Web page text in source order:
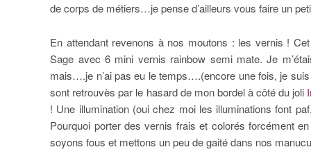
de corps de métiers…je pense d’ailleurs vous faire un
En attendant revenons à nos moutons : les vernis !
Sage avec 6 mini vernis rainbow semi mate. Je
mais….je n’ai pas eu le temps….(encore une fois, je
sont retrouvès par le hasard de mon bordel à côté du joli
! Une illumination (oui chez moi les illuminations font
Pourquoi porter des vernis frais et colorés forcément
soyons fous et mettons un peu de gaité dans nos